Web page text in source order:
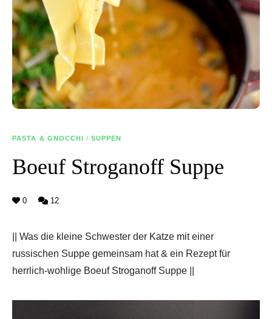
PASTA & GNOCCHI / SUPPEN
Boeuf Stroganoff Suppe
0 12
|| Was die kleine Schwester der Katze mit einer
russischen Suppe gemeinsam hat & ein Rezept für
herrlich-wohlige Boeuf Stroganoff Suppe ||